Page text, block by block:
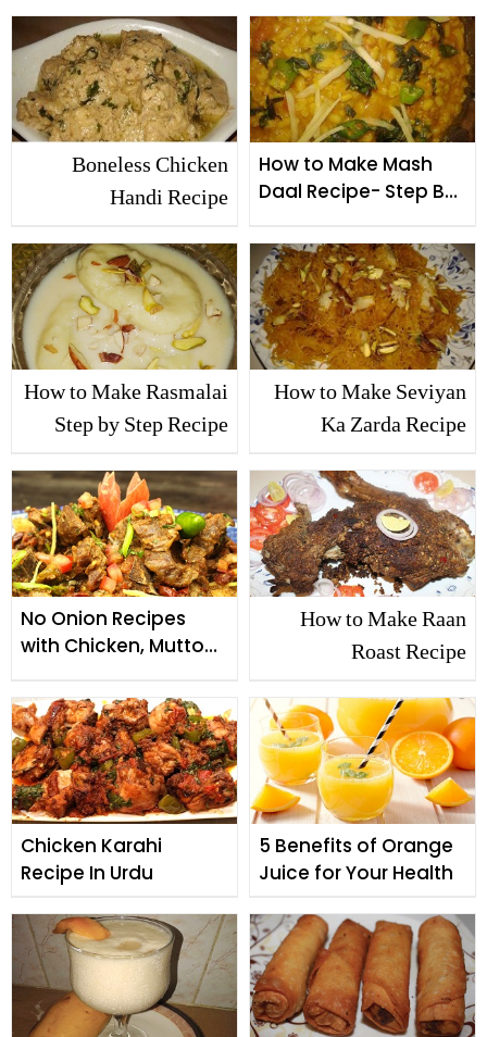
Boneless Chicken
Handi Recipe
How to Make Mash
Daal Recipe- Step By
How to Make Rasmalai
Step by Step Recipe
How to Make Seviyan
Ka Zarda Recipe
No Onion Recipes
with Chicken, Mutton
How to Make Raan
Roast Recipe
Chicken Karahi
Recipe In Urdu
5 Benefits of Orange
Juice for Your Health